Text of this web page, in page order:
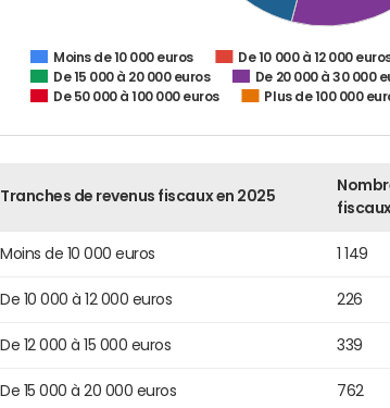
Moins de 10 000 euros De 10 000 à 12 000
De 15 000 à 20 000 euros
De 20 000 à 30 000
De 50 000 à 100 000 euros
Plus de 100 000
Tranches de revenus fiscaux en 2025
Moins de 10 000 euros 1 149
De 10 000 à 12 000 euros 226
De 12 000 à 15 000 euros 339
De 15 000 à 20 000 euros 762